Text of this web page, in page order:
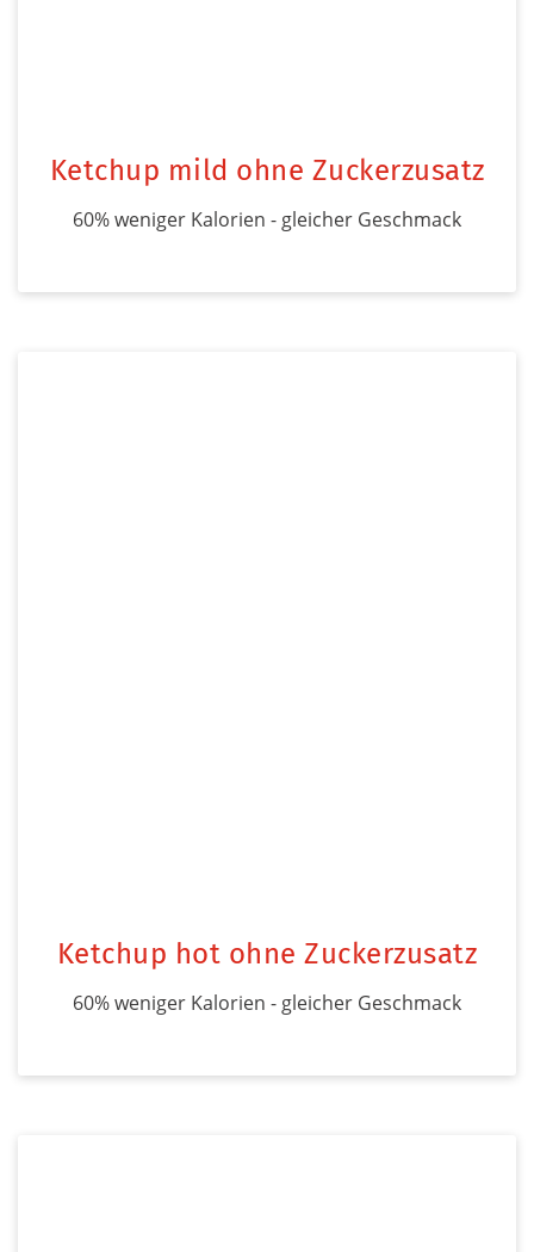
Ketchup mild ohne Zuckerzusatz
60% weniger Kalorien - gleicher Geschmack
Ketchup hot ohne Zuckerzusatz
60% weniger Kalorien - gleicher Geschmack